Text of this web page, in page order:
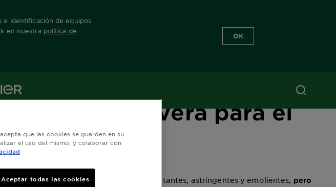
e identificación de equipos
en nuestra política de
OK
Aloe vera para el
por sus estupendas propiedades hidratantes, astringentes y emolientes, pero
que las cookies se guarden en su
el uso del mismo, y colaborar con
Aceptar todas las cookies